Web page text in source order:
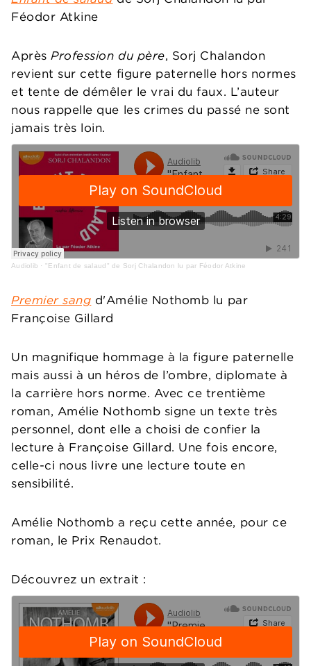
Féodor Atkine
AprèsProfession du père, Sorj Chalandon
revient sur cette figure paternelle hors normes
et tente de démêler le vrai du faux. L’auteur
nous rappelle que les crimes du passé ne sont
jamais très loin.
Audiolib · "Enfant de salaud" de Sorj Chalandon lu par Féodor Atkine
Premier sang d'Amélie Nothomb lu par
Françoise Gillard
Un magnifique hommage à la figure paternelle
mais aussi à un héros de l’ombre, diplomate à
la carrière hors norme. Avec ce trentième
roman, Amélie Nothomb signe un texte très
personnel, dont elle a choisi de confier la
lecture à Françoise Gillard. Une fois encore,
celle-ci nous livre une lecture toute en
sensibilité.
Amélie Nothomb a reçu cette année, pour ce
roman, le Prix Renaudot.
Découvrez un extrait :